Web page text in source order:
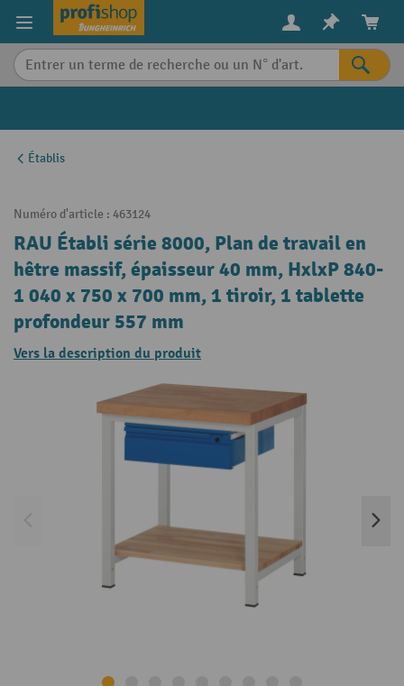
content
Établis
Numéro d'article : 463124
RAU Établi série 8000, Plan de travail en
hêtre massif, épaisseur 40 mm, HxlxP 840-
1 040 x 750 x 700 mm, 1 tiroir, 1 tablette
profondeur 557 mm
Vers la description du produit